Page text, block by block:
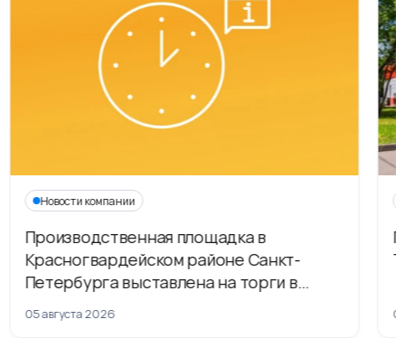
Новости компании
Производственная площадка в
Красногвардейском районе Санкт-
Петербурга выставлена на торги в
рамках приватизации
05 августа 2026